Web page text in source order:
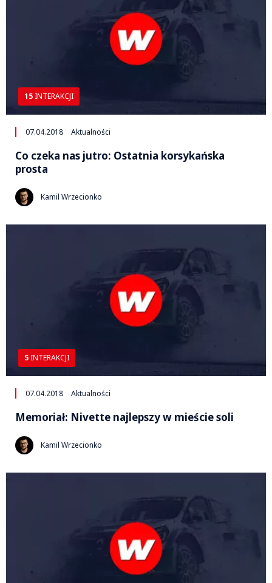
15 INTERAKCJI
07.04.2018 Aktualności
Co czeka nas jutro: Ostatnia korsykańska
prosta
Kamil Wrzecionko
5 INTERAKCJI
07.04.2018 Aktualności
Memoriał: Nivette najlepszy w mieście soli
Kamil Wrzecionko